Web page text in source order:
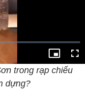
trong rạp chiếu
dựng?